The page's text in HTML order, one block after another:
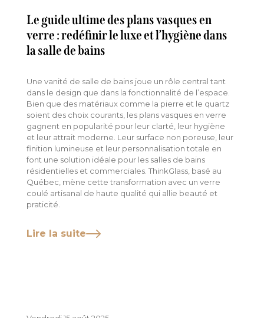
Le guide ultime des plans vasques en
verre : redéfinir le luxe et l’hygiène dans
la salle de bains
Une vanité de salle de bains joue un rôle central tant
dans le design que dans la fonctionnalité de l’espace.
Bien que des matériaux comme la pierre et le quartz
soient des choix courants, les plans vasques en verre
gagnent en popularité pour leur clarté, leur hygiène
et leur attrait moderne. Leur surface non poreuse, leur
finition lumineuse et leur personnalisation totale en
font une solution idéale pour les salles de bains
résidentielles et commerciales. ThinkGlass, basé au
Québec, mène cette transformation avec un verre
coulé artisanal de haute qualité qui allie beauté et
praticité.
Lire la suite